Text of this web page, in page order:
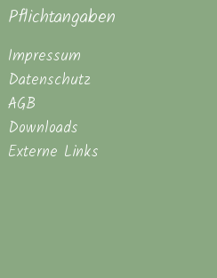
Pflichtangaben
Impressum
Datenschutz
AGB
Downloads
Externe Links